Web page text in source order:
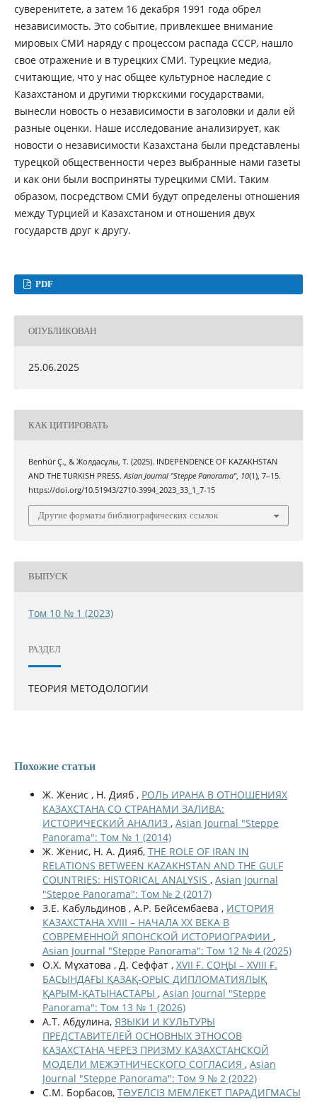
суверенитете, а затем 16 декабря 1991 года обрел
независимость. Это событие, привлекшее внимание
мировых СМИ наряду с процессом распада СССР, нашло
свое отражение и в турецких СМИ. Турецкие медиа,
считающие, что у нас общее культурное наследие с
Казахстаном и другими тюркскими государствами,
вынесли новость о независимости в заголовки и дали ей
разные оценки. Наше исследование анализирует, как
новости о независимости Казахстана были представлены
турецкой общественности через выбранные нами газеты
и как они были восприняты турецкими СМИ. Таким
образом, посредством СМИ будут определены отношения
между Турцией и Казахстаном и отношения двух
государств друг к другу.
PDF
ОПУБЛИКОВАН
25.06.2025
КАК ЦИТИРОВАТЬ
Benhür Ç., & Жолдасұлы, Т. (2025). INDEPENDENCE OF KAZAKHSTAN
AND THE TURKISH PRESS.Asian Journal "Steppe Panorama", 10(1), 7–15.
https://doi.org/10.51943/2710-3994_2023_33_1_7-15
Другие форматы библиографических ссылок
ВЫПУСК
Том 10 № 1 (2023)
РАЗДЕЛ
ТЕОРИЯ МЕТОДОЛОГИИ
Похожие статьи
Ж. Женис , Н. Дияб , РОЛЬ ИРАНА В ОТНОШЕНИЯХ
КАЗАХСТАНА СО СТРАНАМИ ЗАЛИВА:
ИСТОРИЧЕСКИЙ АНАЛИЗ , Asian Journal "Steppe
Panorama": Том № 1 (2014)
Ж. Женис, Н. А. Дияб, THE ROLE OF IRAN IN
RELATIONS BETWEEN KAZAKHSTAN AND THE GULF
COUNTRIES: HISTORICAL ANALYSIS , Asian Journal
"Steppe Panorama": Том № 2 (2017)
З.Е. Кабульдинов , А.Р. Бейсембаева , ИСТОРИЯ
КАЗАХСТАНА XVIII – НАЧАЛА ХХ ВЕКА В
СОВРЕМЕННОЙ ЯПОНСКОЙ ИСТОРИОГРАФИИ ,
Asian Journal "Steppe Panorama": Том 12 № 4 (2025)
О.Х. Мұхатова , Д. Сеффат , XVII Ғ. СОҢЫ – XVIII Ғ.
БАСЫНДАҒЫ ҚАЗАҚ-ОРЫС ДИПЛОМАТИЯЛЫҚ
ҚАРЫМ-ҚАТЫНАСТАРЫ , Asian Journal "Steppe
Panorama": Том 13 № 1 (2026)
А.Т. Абдулина, ЯЗЫКИ И КУЛЬТУРЫ
ПРЕДСТАВИТЕЛЕЙ ОСНОВНЫХ ЭТНОСОВ
КАЗАХСТАНА ЧЕРЕЗ ПРИЗМУ КАЗАХСТАНСКОЙ
МОДЕЛИ МЕЖЭТНИЧЕСКОГО СОГЛАСИЯ , Asian
Journal "Steppe Panorama": Том 9 № 2 (2022)
С.М. Борбасов, ТƏУЕЛСІЗ МЕМЛЕКЕТ ПАРАДИГМАСЫ